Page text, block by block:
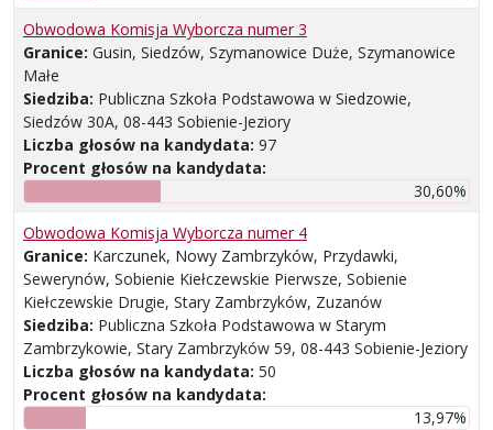
Obwodowa Komisja Wyborcza numer 3
Granice: Gusin, Siedzów, Szymanowice Duże, Szymanowice
Małe
Siedziba: Publiczna Szkoła Podstawowa w Siedzowie,
Siedzów 30A, 08-443 Sobienie-Jeziory
Liczba głosów na kandydata: 97
Procent głosów na kandydata:
30,60%
Obwodowa Komisja Wyborcza numer 4
Granice: Karczunek, Nowy Zambrzyków, Przydawki,
Sewerynów, Sobienie Kiełczewskie Pierwsze, Sobienie
Kiełczewskie Drugie, Stary Zambrzyków, Zuzanów
Siedziba: Publiczna Szkoła Podstawowa w Starym
Zambrzykowie, Stary Zambrzyków 59, 08-443 Sobienie-Jeziory
Liczba głosów na kandydata: 50
Procent głosów na kandydata:
13,97%